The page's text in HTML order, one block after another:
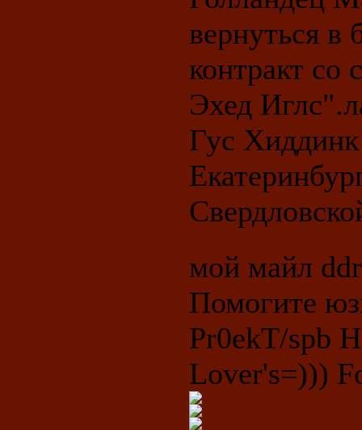
вернуться в
контракт
Эхед
Гус Хиддинк
мой майл
Помогите
Pr0ekT/spb
Lover's=)))